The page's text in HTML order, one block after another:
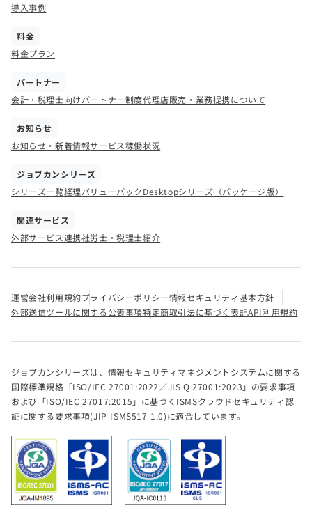
導入事例
料金
料金プラン
パートナー
会計・税理士向けパートナー制度代理店販売・業務提携について
お知らせ
お知らせ・新着情報サービス稼働状況
ジョブカンシリーズ
シリーズ一覧経理バリューパックDesktopシリーズ（パッケージ版）
関連サービス
外部サービス連携社労士・税理士紹介
運営会社利用規約プライバシーポリシー情報セキュリティ基本方針
外部送信ツールに関する公表事項特定商取引法に基づく表記API利用規約
ジョブカンシリーズは、情報セキュリティマネジメントシステムに関する
国際標準規格「ISO/IEC 27001:2022／JIS Q 27001:2023」の要求事項
および「ISO/IEC 27017:2015」に基づくISMSクラウドセキュリティ認
証に関する要求事項(JIP-ISMS517-1.0)に適合しています。